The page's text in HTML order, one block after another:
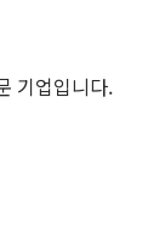
기업입니다.